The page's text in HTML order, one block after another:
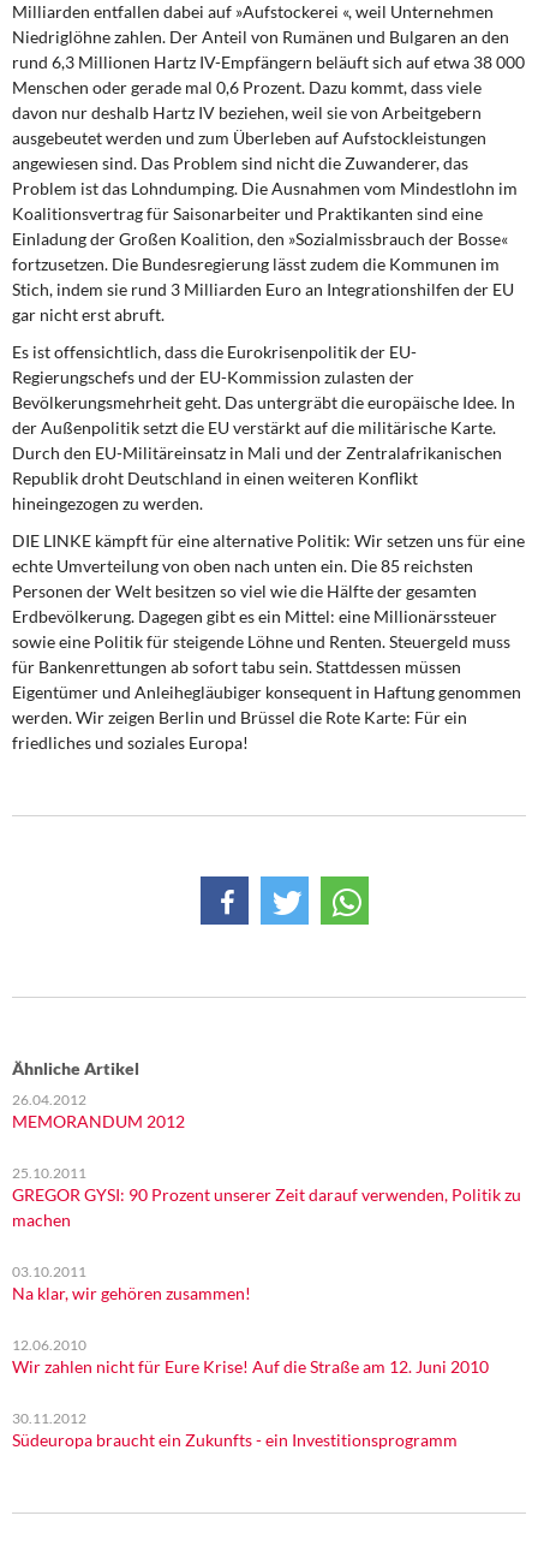
Milliarden entfallen dabei auf »Aufstockerei «, weil Unternehmen
Niedriglöhne zahlen. Der Anteil von Rumänen und Bulgaren an den
rund 6,3 Millionen Hartz IV-Empfängern beläuft sich auf etwa 38 000
Menschen oder gerade mal 0,6 Prozent. Dazu kommt, dass viele
davon nur deshalb Hartz IV beziehen, weil sie von Arbeitgebern
ausgebeutet werden und zum Überleben auf Aufstockleistungen
angewiesen sind. Das Problem sind nicht die Zuwanderer, das
Problem ist das Lohndumping. Die Ausnahmen vom Mindestlohn im
Koalitionsvertrag für Saisonarbeiter und Praktikanten sind eine
Einladung der Großen Koalition, den »Sozialmissbrauch der Bosse«
fortzusetzen. Die Bundesregierung lässt zudem die Kommunen im
Stich, indem sie rund 3 Milliarden Euro an Integrationshilfen der EU
gar nicht erst abruft.
Es ist offensichtlich, dass die Eurokrisenpolitik der EU-
Regierungschefs und der EU-Kommission zulasten der
Bevölkerungsmehrheit geht. Das untergräbt die europäische Idee. In
der Außenpolitik setzt die EU verstärkt auf die militärische Karte.
Durch den EU-Militäreinsatz in Mali und der Zentralafrikanischen
Republik droht Deutschland in einen weiteren Konflikt
hineingezogen zu werden.
DIE LINKE kämpft für eine alternative Politik: Wir setzen uns für eine
echte Umverteilung von oben nach unten ein. Die 85 reichsten
Personen der Welt besitzen so viel wie die Hälfte der gesamten
Erdbevölkerung. Dagegen gibt es ein Mittel: eine Millionärssteuer
sowie eine Politik für steigende Löhne und Renten. Steuergeld muss
für Bankenrettungen ab sofort tabu sein. Stattdessen müssen
Eigentümer und Anleihegläubiger konsequent in Haftung genommen
werden. Wir zeigen Berlin und Brüssel die Rote Karte: Für ein
friedliches und soziales Europa!
Ähnliche Artikel
26.04.2012
MEMORANDUM 2012
25.10.2011
GREGOR GYSI: 90 Prozent unserer Zeit darauf verwenden, Politik zu
machen
03.10.2011
Na klar, wir gehören zusammen!
12.06.2010
Wir zahlen nicht für Eure Krise! Auf die Straße am 12. Juni 2010
30.11.2012
Südeuropa braucht ein Zukunfts - ein Investitionsprogramm